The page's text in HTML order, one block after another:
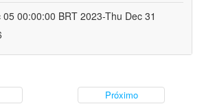
05 00:00:00 BRT 2023-Thu Dec 31
Próximo